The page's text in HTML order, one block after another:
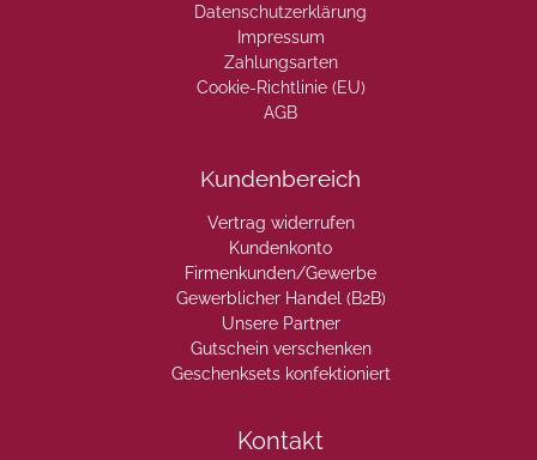
Datenschutzerklärung
Impressum
Zahlungsarten
Cookie-Richtlinie (EU)
AGB
Kundenbereich
Vertrag widerrufen
Kundenkonto
Firmenkunden/Gewerbe
Gewerblicher Handel (B2B)
Unsere Partner
Gutschein verschenken
Geschenksets konfektioniert
Kontakt